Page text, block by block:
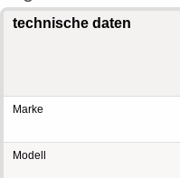
technische daten
Marke
Modell